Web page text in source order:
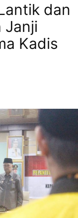
dan
Janji
Kadis